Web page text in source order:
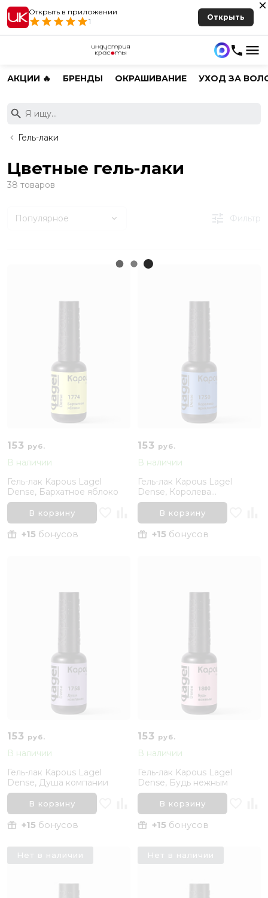
Открыть в приложении
1
Открыть
АКЦИИ 🔥 БРЕНДЫ ОКРАШИВАНИЕ УХОД ЗА
Гель-лаки
Цветные гель-лаки
38 товаров
Популярное Фильтр
153 руб.
В наличии
Гель-лак Kapous Lagel
Dense, Бархатное яблоко
В корзину
+15 бонусов
153 руб.
В наличии
Гель-лак Kapous Lagel
Dense, Королева
приключений
В корзину
+15 бонусов
153 руб.
В наличии
Гель-лак Kapous Lagel
Dense, Душа компании
В корзину
+15 бонусов
153 руб.
В наличии
Гель-лак Kapous Lagel
Dense, Будь нежным
В корзину
+15 бонусов
Нет в наличии Нет в наличии